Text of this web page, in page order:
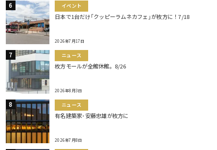
イベント
日本で1台だけ｢クッピーラムネカフェ｣が枚方に！7/18
2026年7月17日
ニュース
枚方モールが全館休館。8/26
2026年8月3日
ニュース
有名建築家･安藤忠雄が枚方に
2026年7月8日